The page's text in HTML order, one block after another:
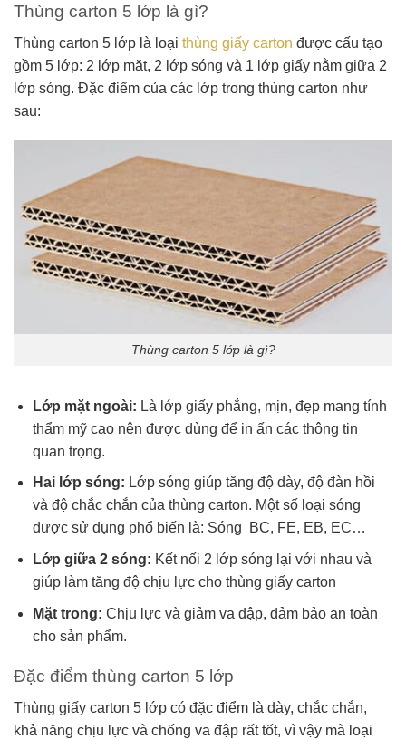
Thùng carton 5 lớp là gì?
Thùng carton 5 lớp là loại thùng giấy carton được cấu tạo
gồm 5 lớp: 2 lớp mặt, 2 lớp sóng và 1 lớp giấy nằm giữa 2
lớp sóng. Đặc điểm của các lớp trong thùng carton như
sau:
Thùng carton 5 lớp là gì?
Lớp mặt ngoài: Là lớp giấy phẳng, mịn, đẹp mang tính
thẩm mỹ cao nên được dùng để in ấn các thông tin
quan trọng.
Hai lớp sóng: Lớp sóng giúp tăng độ dày, độ đàn hồi
và độ chắc chắn của thùng carton. Một số loại sóng
được sử dụng phổ biến là: Sóng BC, FE, EB, EC…
Lớp giữa 2 sóng: Kết nối 2 lớp sóng lại với nhau và
giúp làm tăng độ chịu lực cho thùng giấy carton
Mặt trong: Chịu lực và giảm va đập, đảm bảo an toàn
cho sản phẩm.
Đặc điểm thùng carton 5 lớp
Thùng giấy carton 5 lớp có đặc điểm là dày, chắc chắn,
khả năng chịu lực và chống va đập rất tốt, vì vậy mà loại